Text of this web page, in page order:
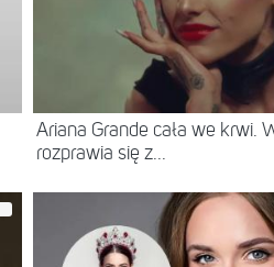
Ariana Grande cała we krwi.
rozprawia się z...